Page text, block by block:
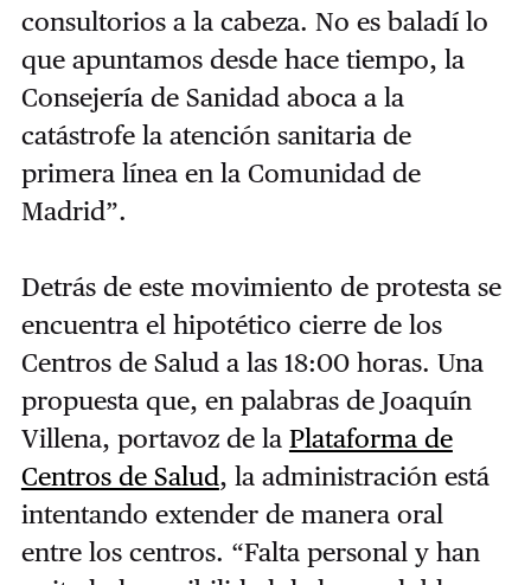
consultorios a la cabeza. No es baladí lo
que apuntamos desde hace tiempo, la
Consejería de Sanidad aboca a la
catástrofe la atención sanitaria de
primera línea en la Comunidad de
Madrid”.
Detrás de este movimiento de protesta se
encuentra el hipotético cierre de los
Centros de Salud a las 18:00 horas. Una
propuesta que, en palabras de Joaquín
Villena, portavoz de la Plataforma de
Centros de Salud, la administración está
intentando extender de manera oral
entre los centros. “Falta personal y han